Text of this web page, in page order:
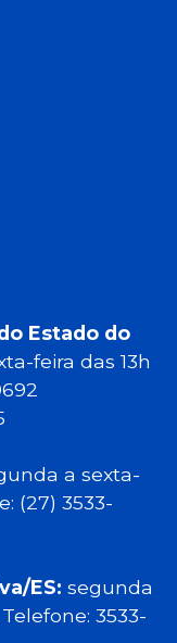
Estado do
feira das 13h
a sexta-
(27) 3533-
ES: segunda
3533-